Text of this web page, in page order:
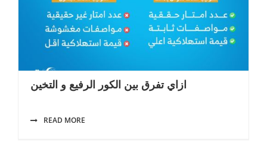
ازاي تفرق بين الكور الرفيع و التخين
READ MORE